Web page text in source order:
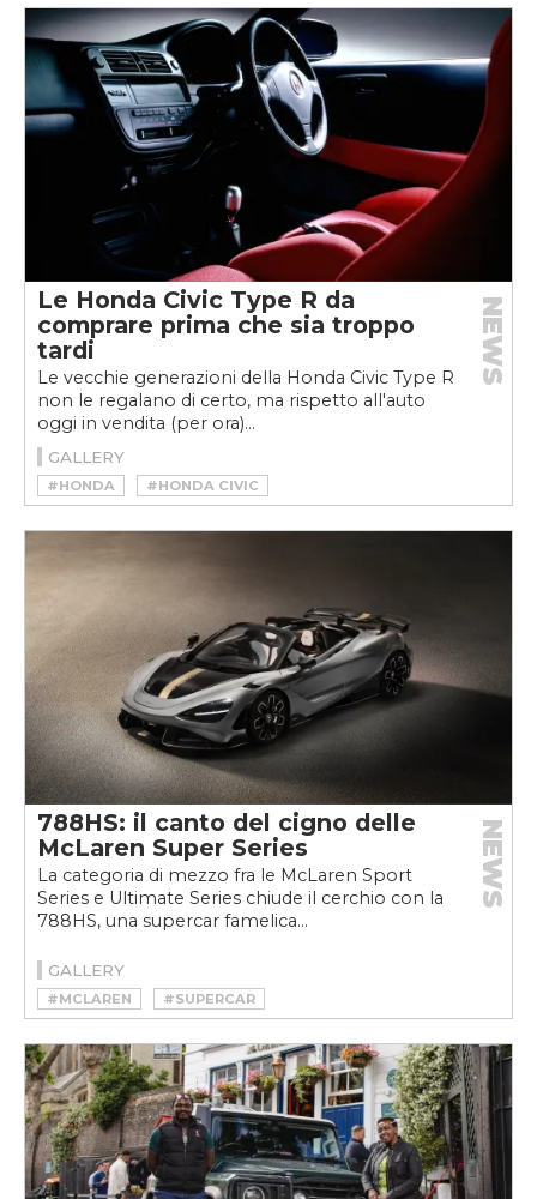
Le Honda Civic Type R da
comprare prima che sia troppo
tardi
Le vecchie generazioni della Honda Civic Type R
non le regalano di certo, ma rispetto all'auto
oggi in vendita (per ora)...
NEWS
GALLERY
#HONDA
#HONDA CIVIC
#HONDA CIVIC TYPE R
788HS: il canto del cigno delle
McLaren Super Series
La categoria di mezzo fra le McLaren Sport
Series e Ultimate Series chiude il cerchio con la
788HS, una supercar famelica...
NEWS
GALLERY
#MCLAREN #SUPERCAR